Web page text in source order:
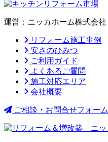
運営：ニッカホーム株式会社
リフォーム施工事例
安さのひみつ
ご利用ガイド
よくあるご質問
施工対応エリア
会社概要
ご相談・お問合せフォーム